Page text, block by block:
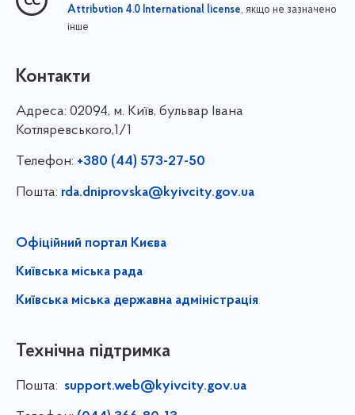
Attribution 4.0 International license, якщо не зазначено
інше
Контакти
Адреса: 02094, м. Київ, бульвар Івана
Котляревського,1/1
Телефон: +380 (44) 573-27-50
Пошта: rda.dniprovska@kyivcity.gov.ua
Офіційний портал Києва
Київська міська рада
Київська міська державна адміністрація
Технічна підтримка
Пошта: support.web@kyivcity.gov.ua